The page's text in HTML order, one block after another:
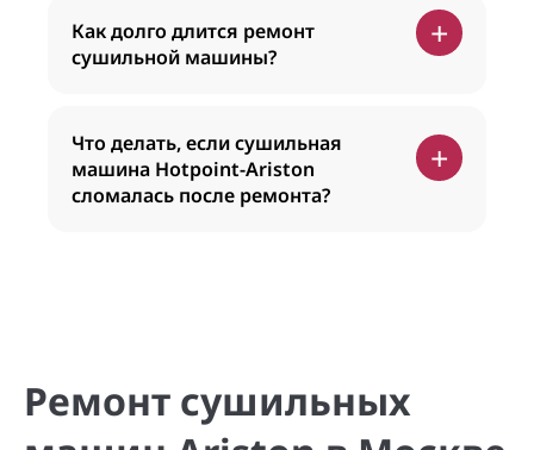
Как долго длится ремонт
сушильной машины?
+
Что делать, если сушильная
машина Hotpoint-Ariston
сломалась после ремонта?
+
Ремонт сушильных